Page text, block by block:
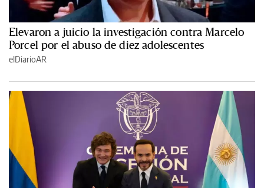
Elevaron a juicio la investigación contra Marcelo
Porcel por el abuso de diez adolescentes
elDiarioAR